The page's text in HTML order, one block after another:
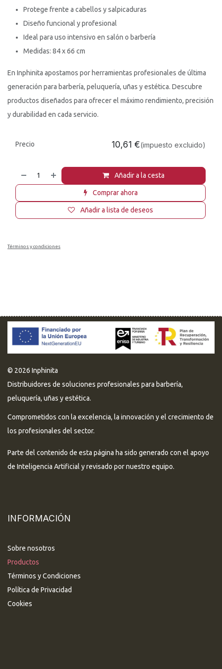
Protege frente a cabellos y salpicaduras
Diseño funcional y profesional
Ideal para uso intensivo en salón o barbería
Medidas: 84 x 66 cm
En Inphinita apostamos por herramientas profesionales de última
generación para barbería, peluquería, uñas y estética. Descubre
productos diseñados para ofrecer el máximo rendimiento, precisión
y durabilidad en cada servicio.
Añadir a la cesta
Comprar ahora
Añadir a lista de deseos
Precio 10,61 €(impuesto excluido)
Términos y condiciones
© 2026 Inphinita
Distribuidores de soluciones profesionales para barbería,
peluquería, uñas y estética.
Comprometidos con la excelencia, la innovación y el crecimiento de
los profesionales del sector.
Parte del contenido de esta página ha sido generado con el apoyo
de Inteligencia Artificial y revisado por nuestro equipo.
INFORMACIÓN
Sobre nosotros
Productos
Términos y Condiciones
Política de Privacidad
Cookies